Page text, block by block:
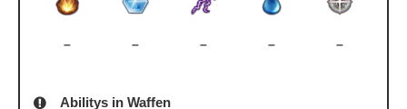
– – – – –
Abilitys in Waffen